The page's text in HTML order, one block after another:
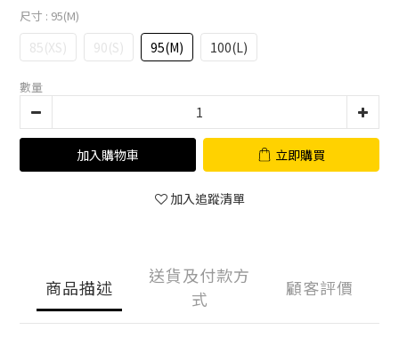
尺寸 : 95(M)
85(XS) 90(S) 95(M) 100(L)
數量
加入購物車 立即購買
加入追蹤清單
商品描述
送貨及付款方
式
顧客評價